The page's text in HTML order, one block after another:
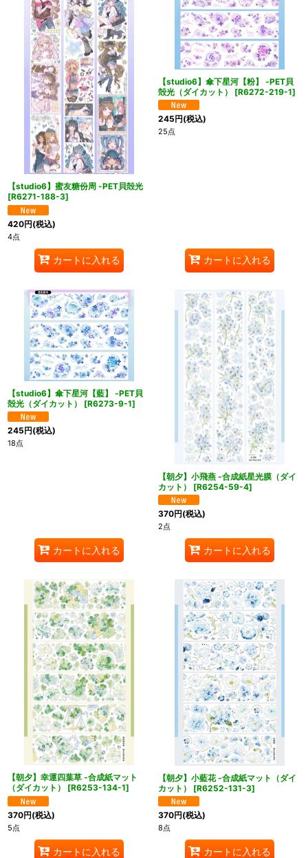
【studio6】蜜友糖份周 -PET貝殻光
[R6271-188-3]
420円(税込)
4点
カートに入れる
【studio6】傘下星河【粉】 -PET貝
殻光（ダイカット）
[R6272-219-1]
245円(税込)
25点
カートに入れる
【studio6】傘下星河【藍】 -PET貝
殻光（ダイカット）
[R6273-9-1]
245円(税込)
18点
カートに入れる
【朝夕】小飛燕 -合成紙星光膜（ダイ
カット）
[R6254-59-4]
370円(税込)
2点
カートに入れる
【朝夕】幸運四葉草 -合成紙マット
（ダイカット）
[R6253-134-1]
370円(税込)
5点
カートに入れる
【朝夕】小藍花 -合成紙マット（ダイ
カット）
[R6252-131-3]
370円(税込)
8点
カートに入れる